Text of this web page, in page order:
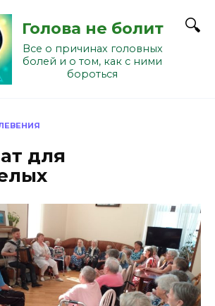
Голова не болит
Все о причинах головных
болей и о том, как с ними
бороться
для